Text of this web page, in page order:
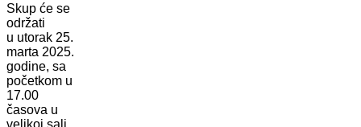
Skup će se
održati
u utorak 25.
marta 2025.
godine, sa
početkom u
17.00
časova u
velikoj sali